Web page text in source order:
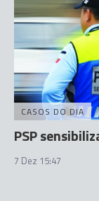
CASOS DO DIA
PSP
7 Dez 15:47